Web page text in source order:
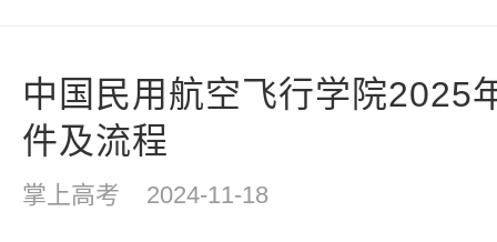
中国民用航空飞行学院2025
件及流程
掌上高考 2024-11-18